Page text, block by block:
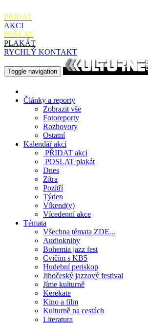
PŘIDAT
AKCI
POSLAT
PLAKÁT
RYCHLÝ KONTAKT
Toggle navigation
Články a reporty
Zobrazit vše
Fotoreporty
Rozhovory
Ostatní
Kalendář akcí
PŘIDAT akci
POSLAT plakát
Dnes
Zítra
Pozítří
Týden
Víkend(y)
Vícedenní akce
Témata
Všechna témata ZDE...
Audioknihy
Bohemia jazz fest
Cvičím s KB5
Hudební periskop
Jihočeský jazzový festival
Jíme kulturně
Kerekate
Kino a film
Kulturně na cestách
Literatura